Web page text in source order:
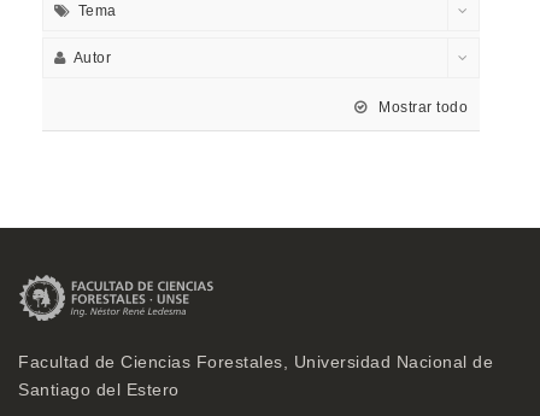
Tema
Autor
Mostrar todo
Facultad de Ciencias Forestales, Universidad Nacional de
Santiago del Estero